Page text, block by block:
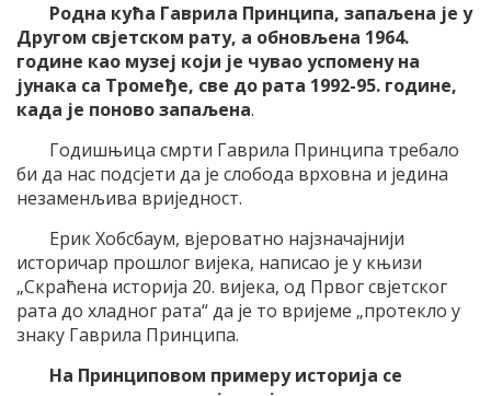
Родна кућа Гаврила Принципа, запаљена је у
Другом свјетском рату, а обновљена 1964.
године као музеј који је чувао успомену на
јунака са Тромеђе, све до рата 1992-95. године,
када је поново запаљена.
Годишњица смрти Гаврила Принципа требало
би да нас подсјети да је слобода врховна и једина
незаменљива вриједност.
Ерик Хобсбаум, вјероватно најзначајнији
историчар прошлог вијека, написао је у књизи
„Скраћена историја 20. вијека, од Првог свјетског
рата до хладног рата“ да је то вријеме „протекло у
знаку Гаврила Принципа.
На Принциповом примеру историја се